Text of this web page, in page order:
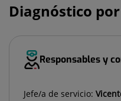
Diagnóstico
Responsables y
Jefe/a de servicio: